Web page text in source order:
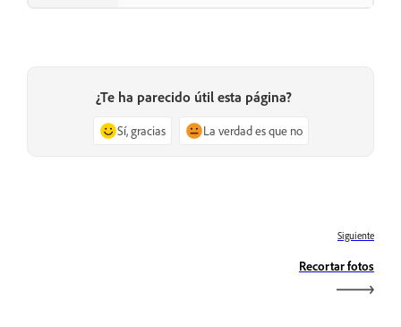
¿Te ha parecido útil esta página?
Sí, gracias La verdad es que no
Siguiente
Recortar fotos